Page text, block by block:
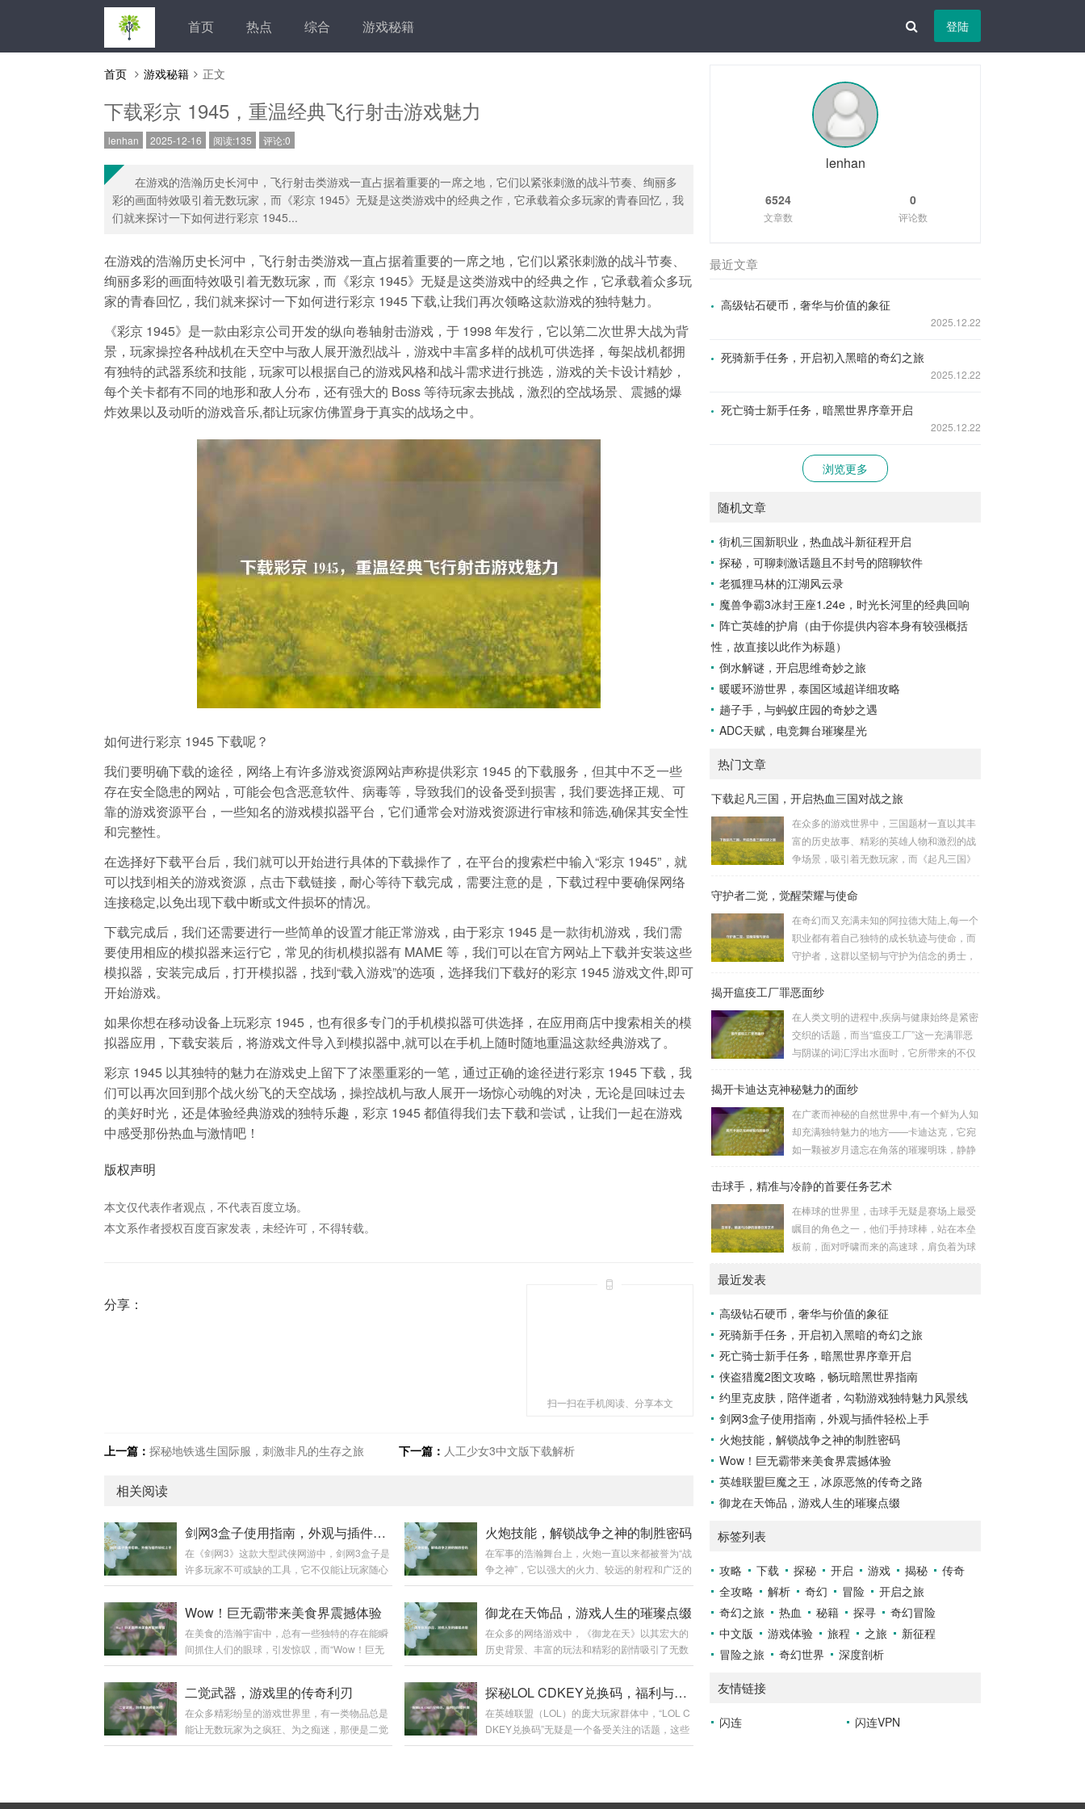
首页 热点 综合 游戏秘籍 登陆
首页 游戏秘籍 正文
下载彩京 1945，重温经典飞行射击游戏魅力
lenhan 2025-12-16 阅读:135 评论:0
在游戏的浩瀚历史长河中，飞行射击类游戏一直占据着重要的一席之地，它们以紧张刺激的战斗节奏、绚丽多
彩的画面特效吸引着无数玩家，而《彩京 1945》无疑是这类游戏中的经典之作，它承载着众多玩家的青春回忆，我
们就来探讨一下如何进行彩京 1945...
在游戏的浩瀚历史长河中，飞行射击类游戏一直占据着重要的一席之地，它们以紧张刺激的战斗节奏、
绚丽多彩的画面特效吸引着无数玩家，而《彩京 1945》无疑是这类游戏中的经典之作，它承载着众多玩
家的青春回忆，我们就来探讨一下如何进行彩京 1945 下载,让我们再次领略这款游戏的独特魅力。
《彩京 1945》是一款由彩京公司开发的纵向卷轴射击游戏，于 1998 年发行，它以第二次世界大战为背
景，玩家操控各种战机在天空中与敌人展开激烈战斗，游戏中丰富多样的战机可供选择，每架战机都拥
有独特的武器系统和技能，玩家可以根据自己的游戏风格和战斗需求进行挑选，游戏的关卡设计精妙，
每个关卡都有不同的地形和敌人分布，还有强大的 Boss 等待玩家去挑战，激烈的空战场景、震撼的爆
炸效果以及动听的游戏音乐,都让玩家仿佛置身于真实的战场之中。
如何进行彩京 1945 下载呢？
我们要明确下载的途径，网络上有许多游戏资源网站声称提供彩京 1945 的下载服务，但其中不乏一些
存在安全隐患的网站，可能会包含恶意软件、病毒等，导致我们的设备受到损害，我们要选择正规、可
靠的游戏资源平台，一些知名的游戏模拟器平台，它们通常会对游戏资源进行审核和筛选,确保其安全性
和完整性。
在选择好下载平台后，我们就可以开始进行具体的下载操作了，在平台的搜索栏中输入“彩京 1945”，就
可以找到相关的游戏资源，点击下载链接，耐心等待下载完成，需要注意的是，下载过程中要确保网络
连接稳定,以免出现下载中断或文件损坏的情况。
下载完成后，我们还需要进行一些简单的设置才能正常游戏，由于彩京 1945 是一款街机游戏，我们需
要使用相应的模拟器来运行它，常见的街机模拟器有 MAME 等，我们可以在官方网站上下载并安装这些
模拟器，安装完成后，打开模拟器，找到“载入游戏”的选项，选择我们下载好的彩京 1945 游戏文件,即可
开始游戏。
如果你想在移动设备上玩彩京 1945，也有很多专门的手机模拟器可供选择，在应用商店中搜索相关的模
拟器应用，下载安装后，将游戏文件导入到模拟器中,就可以在手机上随时随地重温这款经典游戏了。
彩京 1945 以其独特的魅力在游戏史上留下了浓墨重彩的一笔，通过正确的途径进行彩京 1945 下载，我
们可以再次回到那个战火纷飞的天空战场，操控战机与敌人展开一场惊心动魄的对决，无论是回味过去
的美好时光，还是体验经典游戏的独特乐趣，彩京 1945 都值得我们去下载和尝试，让我们一起在游戏
中感受那份热血与激情吧！
版权声明
本文仅代表作者观点，不代表百度立场。
本文系作者授权百度百家发表，未经许可，不得转载。
分享：
扫一扫在手机阅读、分享本文
上一篇： 探秘地铁逃生国际服，刺激非凡的生存之旅 下一篇： 人工少女3中文版下载解析
相关阅读
剑网3盒子使用指南，外观与插件轻松上手
在《剑网3》这款大型武侠网游中，剑网3盒子是
许多玩家不可或缺的工具，它不仅能让玩家随心
更换角色外观，还能提供各种实用插件，极大地
的使用方法。 下载与安装 你需要前往剑网3盒子
的官方网站，在搜索引擎中输入“剑网3盒子”，认
准官方标识的网站进入，在官网首页，通常会有
醒目的“下载”按钮，点击后选择适合你系统的版
击运行，按照安装向导的提示，选择安装路径，
一般建议不要安装在系统盘，以免影响电脑性
能...
火炮技能，解锁战争之神的制胜密码
在军事的浩瀚舞台上，火炮一直以来都被誉为“战
争之神”，它以强大的火力、较远的射程和广泛的
打击范围，在战场上发挥着举足轻重的作用，而
的制胜密码。 火炮技能涵盖了多个方面，从最基
础的操作技能到复杂的战术运用,每一个环节都决
定着火炮在战场上能否发挥出最大效能。 操作技
能是火炮技能的基石，一名合格的火炮手，首先
作，装填看似简单，实则大有学问，不同类型的
炮弹有不同的装填方式和要求，装填的速度和准
确性...
Wow！巨无霸带来美食界震撼体验
在美食的浩瀚宇宙中，总有一些独特的存在能瞬
间抓住人们的眼球，引发惊叹，而“Wow！巨无
霸”无疑就是这样一个能让人发出由衷赞叹的美食
魔力。“Wow”代表着惊叹、震撼，而“巨无霸”则
明确了它的体量与霸气，当它第一次出现在人们
的视野中时，那种视觉上的冲击感就如同看到一
座美食小山般，让人忍不住脱口而出“Wow”。 从
御龙在天饰品，游戏人生的璀璨点缀
在众多的网络游戏中，《御龙在天》以其宏大的
历史背景、丰富的玩法和精彩的剧情吸引了无数
玩家的目光，而在这个充满热血与激情的游戏世
家们的游戏体验增添了别样的光彩。 御龙在天饰
品不仅仅是一种装饰，更是实力与身份的象征，
从最初级的简单饰品到高级的珍稀饰品，每一件
都承载着玩家的心血与努力，当玩家初入游戏，
二觉武器，游戏里的传奇利刃
在众多精彩纷呈的游戏世界里，有一类物品总是
能让无数玩家为之疯狂、为之痴迷，那便是二觉
武器，它不仅仅是一件简单的装备，更是玩家们
探秘LOL CDKEY兑换码，福利与风险共舞
在英雄联盟（LOL）的庞大玩家群体中，“LOL C
DKEY兑换码”无疑是一个备受关注的话题，这些
神秘的代码，就像是通往游戏宝藏世界的钥匙，
lenhan
6524
文章数
0
评论数
最近文章
高级钻石硬币，奢华与价值的象征
2025.12.22
死骑新手任务，开启初入黑暗的奇幻之旅
2025.12.22
死亡骑士新手任务，暗黑世界序章开启
2025.12.22
浏览更多
随机文章
街机三国新职业，热血战斗新征程开启
探秘，可聊刺激话题且不封号的陪聊软件
老狐狸马林的江湖风云录
魔兽争霸3冰封王座1.24e，时光长河里的经典回响
阵亡英雄的护肩（由于你提供内容本身有较强概括
性，故直接以此作为标题）
倒水解谜，开启思维奇妙之旅
暖暖环游世界，泰国区域超详细攻略
趟子手，与蚂蚁庄园的奇妙之遇
ADC天赋，电竞舞台璀璨星光
热门文章
下载起凡三国，开启热血三国对战之旅
在众多的游戏世界中，三国题材一直以其丰
富的历史故事、精彩的英雄人物和激烈的战
争场景，吸引着无数玩家，而《起凡三国》
氛围，成为了许多三国游戏爱好者的心头
三国下载,开启一段热血的三国对战之旅。
《起凡三国》为玩家们构建了一个充满激情
与挑战的三国战场，你可以化身为三国时期
的诸葛亮、忠义双全的关羽等，率领自己的
军队在战场上冲锋陷阵、排兵布阵，游戏中
的每一场战斗都充满了变...
守护者二觉，觉醒荣耀与使命
在奇幻而又充满未知的阿拉德大陆上,每一个
职业都有着自己独特的成长轨迹与使命，而
守护者，这群以坚韧与守护为信念的勇士，
至关重要的二次觉醒，绽放出了更为耀眼的
起，便肩负着守护的重任，他们身躯魁梧，
手持巨盾，宛如一道不可逾越的城墙，为队
友们遮风挡雨，抵御着来自各方的邪恶势
意志，在一次次战斗中积累着经验，不断成
长，无论是在阴森恐怖的地下墓穴，还是在
战火纷飞的前线战场，守...
揭开瘟疫工厂罪恶面纱
在人类文明的进程中,疾病与健康始终是紧密
交织的话题，而当“瘟疫工厂”这一充满罪恶
与阴谋的词汇浮出水面时，它所带来的不仅
知和国际秩序的严重挑战。 “瘟疫工厂”并非
的势力为了实现其不可告人的目的，秘密设
立的进行生物武器研发和试验的地方，这些
所谓的“工厂”，披着科学研究的外衣，实则
看,生物武器的使用曾经给人类带来过惨痛的
教训，在战争时期，某些国家就曾利用细
菌、病毒...
揭开卡迪达克神秘魅力的面纱
在广袤而神秘的自然世界中,有一个鲜为人知
却充满独特魅力的地方——卡迪达克，它宛
如一颗被岁月遗忘在角落的璀璨明珠，静静
索者去揭开它那神秘的面纱。 卡迪达克位于
貌，高耸入云的山脉连绵起伏，像是大自然
用巨手堆砌而成的巍峨屏障，山峰上终年积
雪不化，在阳光的照耀下闪耀着刺眼的银
树木种类繁多，高大的乔木遮天蔽日，阳光
只能透过枝叶的缝隙...
击球手，精准与冷静的首要任务艺术
在棒球的世界里，击球手无疑是赛场上最受
瞩目的角色之一，他们手持球棒，站在本垒
板前，面对呼啸而来的高速球，肩负着为球
心技能，棒球比赛中，投手投出的球速度、
轨迹各不相同，有快速直球、变化莫测的曲
线球，还有刁钻的滑球，击球手需要在极短
的时间内，准确判断球的速度、方向和落
击球手具备出色的视力和反应能力,更需要大
量的训练来培养对球...
最近发表
高级钻石硬币，奢华与价值的象征
死骑新手任务，开启初入黑暗的奇幻之旅
死亡骑士新手任务，暗黑世界序章开启
侠盗猎魔2图文攻略，畅玩暗黑世界指南
约里克皮肤，陪伴逝者，勾勒游戏独特魅力风景线
剑网3盒子使用指南，外观与插件轻松上手
火炮技能，解锁战争之神的制胜密码
Wow！巨无霸带来美食界震撼体验
英雄联盟巨魔之王，冰原恶煞的传奇之路
御龙在天饰品，游戏人生的璀璨点缀
标签列表
攻略 下载 探秘 开启 游戏 揭秘
传奇
全攻略
解析 奇幻 冒险
开启之旅
奇幻之旅
热血 秘籍 探寻
奇幻冒险
中文版
游戏体验 旅程 之旅
新征程
冒险之旅
奇幻世界 深度剖析
友情链接
闪连 闪连VPN